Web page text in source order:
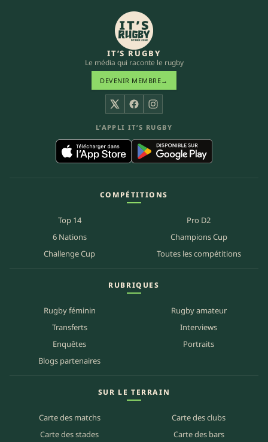
IT’S RUGBY
Le média qui raconte le rugby
DEVENIR MEMBRE→
X FacebookInstagram
L’APPLI IT’S RUGBY
COMPÉTITIONS
Top 14
Pro D2
6 Nations
Champions Cup
Challenge Cup
Toutes les compétitions
RUBRIQUES
Rugby féminin
Rugby amateur
Transferts
Interviews
Enquêtes
Portraits
Blogs partenaires
SUR LE TERRAIN
Carte des matchs
Carte des clubs
Carte des stades
Carte des bars